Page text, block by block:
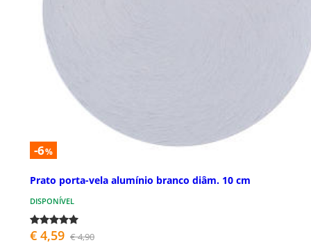
-6%
Prato porta-vela alumínio branco diâm. 10 cm
DISPONÍVEL
€ 4,59 € 4,90